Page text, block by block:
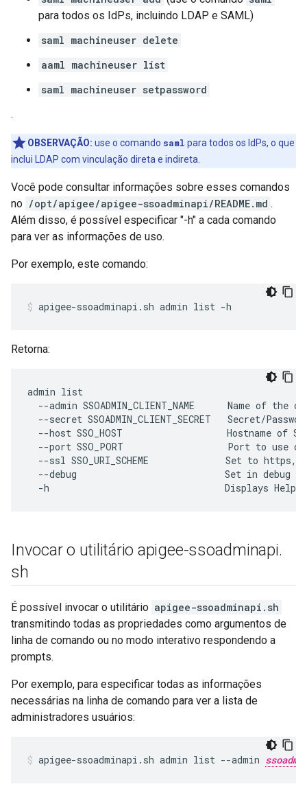
para todos os IdPs, incluindo LDAP e SAML)
saml machineuser delete
aaml machineuser list
saml machineuser setpassword
.
OBSERVAÇÃO: use o comando saml para todos os IdPs, o que
inclui LDAP com vinculação direta e indireta.
Você pode consultar informações sobre esses comandos
no /opt/apigee/apigee-ssoadminapi/README.md .
Além disso, é possível especificar "-h" a cada comando
para ver as informações de uso.
Por exemplo, este comando:
apigee-ssoadminapi.sh admin list -h
Retorna:
admin list
--admin SSOADMIN_CLIENT_NAME      Name of the
--secret SSOADMIN_CLIENT_SECRET   Secret/
--host SSO_HOST                   Hostname of
--port SSO_PORT                   Port to use
--ssl SSO_URI_SCHEME              Set to https,
--debug                           Set in debug
  -h                                Displays Help
Invocar o utilitário apigee-ssoadminapi.
sh
É possível invocar o utilitário apigee-ssoadminapi.sh
transmitindo todas as propriedades como argumentos de
linha de comando ou no modo interativo respondendo a
prompts.
Por exemplo, para especificar todas as informações
necessárias na linha de comando para ver a lista de
administradores usuários:
apigee-ssoadminapi.sh admin list --admin